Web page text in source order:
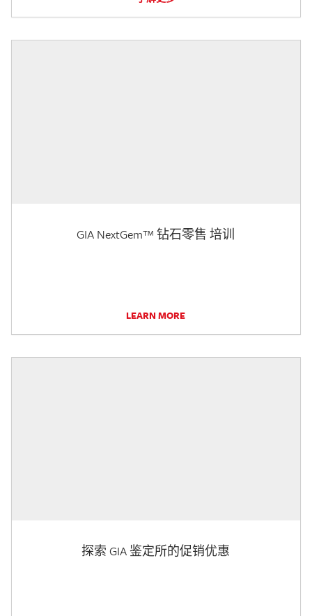
GIA NextGem™ 钻石零售 培训
LEARN MORE
探索 GIA 鉴定所的促销优惠